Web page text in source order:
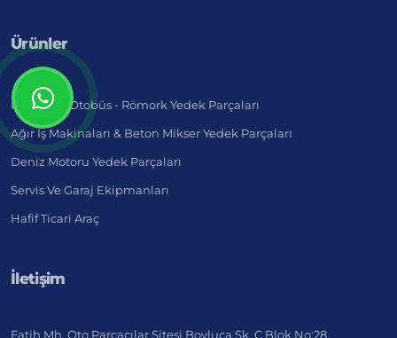
Ürünler
Kamyon - Otobüs - Römork Yedek Parçaları
Ağır İş Makinaları & Beton Mikser Yedek Parçaları
Deniz Motoru Yedek Parçaları
Servis Ve Garaj Ekipmanları
Hafif Ticari Araç
İletişim
Fatih Mh. Oto Parçacılar Sitesi Boyluca Sk. C Blok No:28